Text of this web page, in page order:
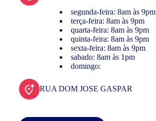
segunda-feira: 8am às 9pm
terça-feira: 8am às 9pm
quarta-feira: 8am às 9pm
quinta-feira: 8am às 9pm
sexta-feira: 8am às 9pm
sabado: 8am às 1pm
domingo:
RUA DOM JOSE GASPAR